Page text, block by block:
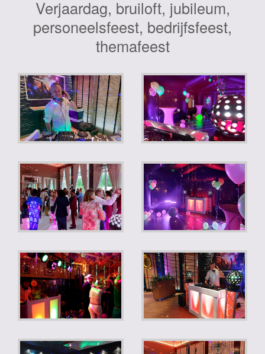
Verjaardag, bruiloft, jubileum,
personeelsfeest, bedrijfsfeest,
themafeest